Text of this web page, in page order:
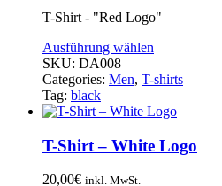
T-Shirt - "Red Logo"
Ausführung wählen
SKU: DA008
Categories: Men, T-shirts
Tag: black
T-Shirt – White Logo
20,00€ inkl. MwSt.